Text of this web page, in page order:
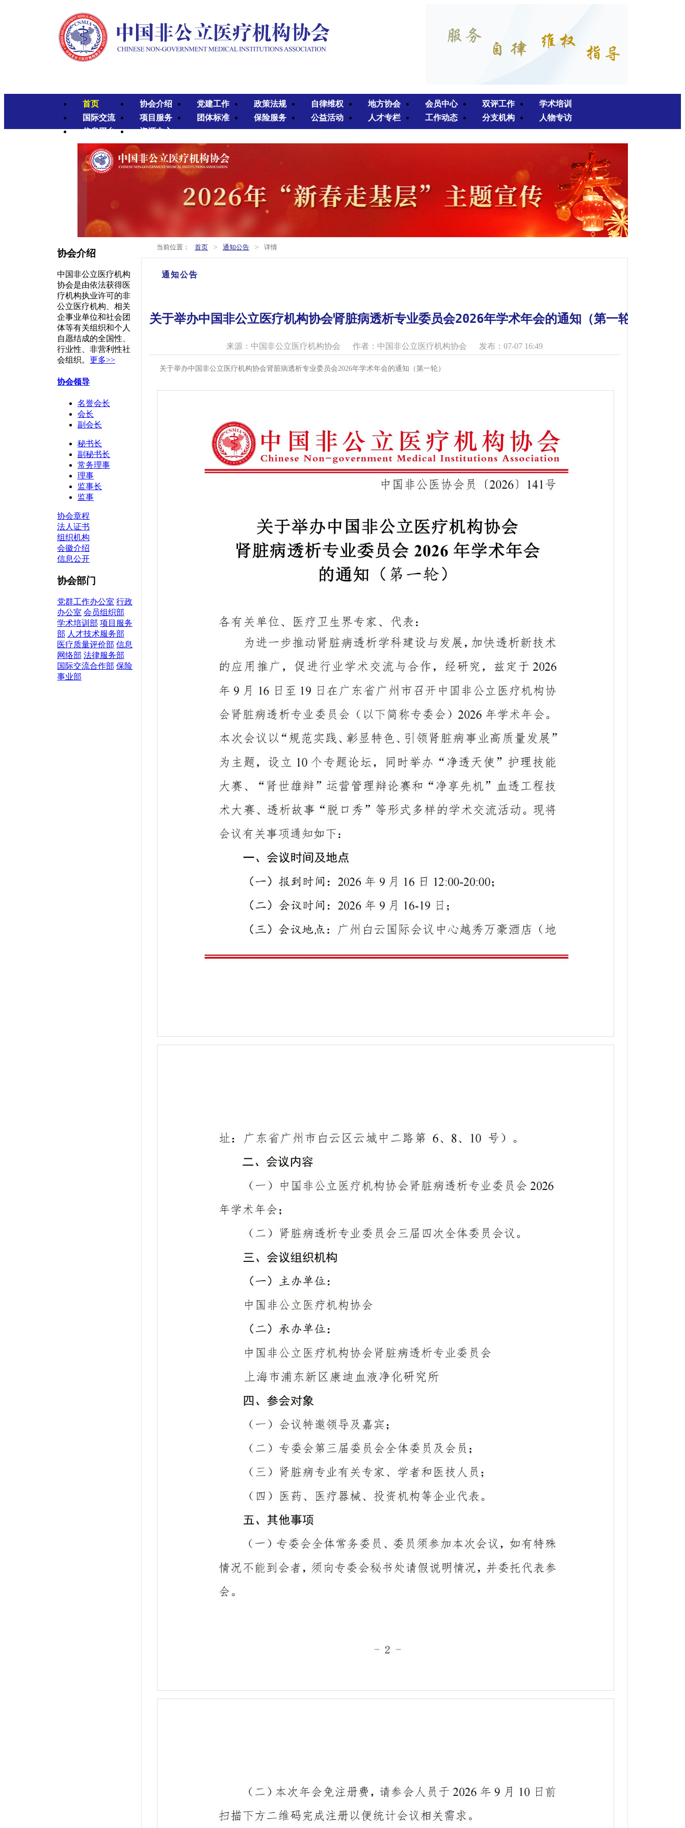
首页 协会介绍 党建工作 政策法规 自律维权 地方协会 会员中心 双评工作
学术培训
国际交流
项目服务 团体标准 保险服务 公益活动 人才专栏 工作动态 分支机构
人物专访
信息平台
资源中心
协会介绍
中国非公立医疗机构
协会是由依法获得医
疗机构执业许可的非
公立医疗机构、相关
企事业单位和社会团
体等有关组织和个人
自愿结成的全国性、
行业性、非营利性社
会组织。 更多>>
协会领导
名誉会长
会长
副会长
秘书长
副秘书长
常务理事
理事
监事长
监事
协会章程
法人证书
组织机构
会徽介绍
信息公开
协会部门
党群工作办公室 行政
办公室 会员组织部
学术培训部 项目服务
部 人才技术服务部
医疗质量评价部 信息
网络部 法律服务部
国际交流合作部 保险
事业部
当前位置： 首页 > 通知公告 > 详情
通知公告
关于举办中国非公立医疗机构协会肾脏病透析专业委员会2026年学术年会的通知（第一轮）
来源：中国非公立医疗机构协会 作者：中国非公立医疗机构协会 发布：07-07 16:49
关于举办中国非公立医疗机构协会肾脏病透析专业委员会2026年学术年会的通知（第一轮）